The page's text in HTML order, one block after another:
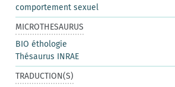
comportement sexuel
MICROTHESAURUS
BIO éthologie
Thésaurus INRAE
TRADUCTION(S)